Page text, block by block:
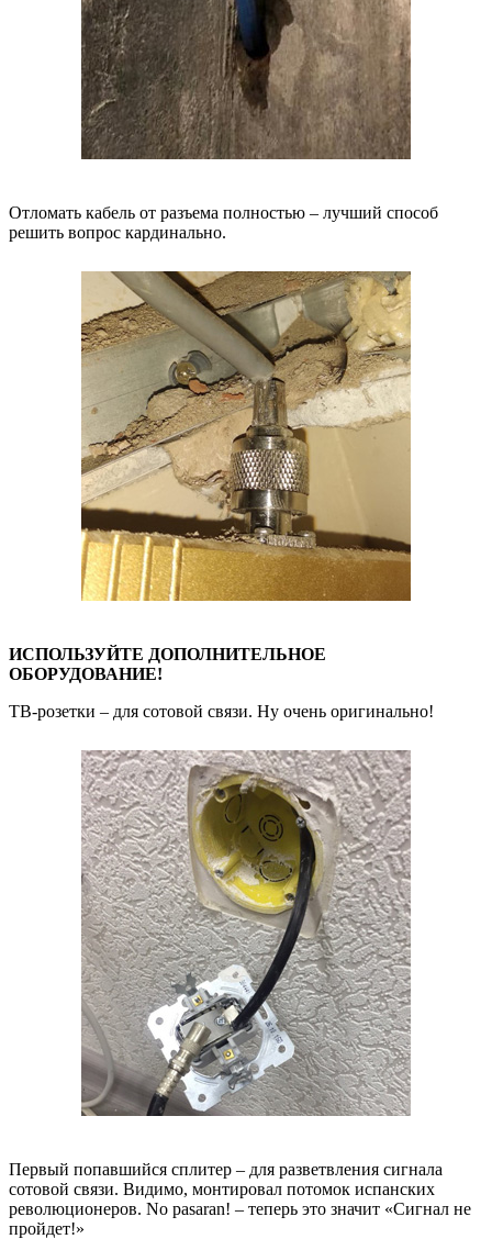
Отломать кабель от разъема полностью – лучший способ
решить вопрос кардинально.
ИСПОЛЬЗУЙТЕ ДОПОЛНИТЕЛЬНОЕ
ОБОРУДОВАНИЕ!
ТВ-розетки – для сотовой связи. Ну очень оригинально!
Первый попавшийся сплитер – для разветвления сигнала
сотовой связи. Видимо, монтировал потомок испанских
революционеров. No pasaran! – теперь это значит «Сигнал не
пройдет!»